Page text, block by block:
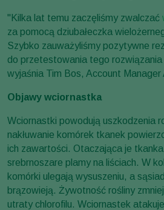
"Kilka lat temu zaczęliśmy zwalczać
za pomocą dziubałeczka
Szybko zauważyliśmy pozytywne
do przetestowania tego rozwiązania
wyjaśnia Tim Bos, Account Manager
Objawy wciornastka
Wciornastki powodują uszkodzenia
nakłuwanie komórek tkanek
ich zawartości. Otaczająca je
srebrnoszare plamy na liściach. W
komórki ulegają wysuszeniu, a
brązowieją. Żywotność rośliny
utraty chlorofilu. Wciornastek